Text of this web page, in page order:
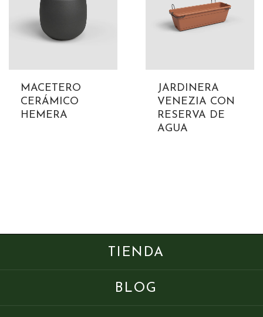
MACETERO
CERÁMICO
HEMERA
JARDINERA
VENEZIA CON
RESERVA DE
AGUA
TIENDA
BLOG